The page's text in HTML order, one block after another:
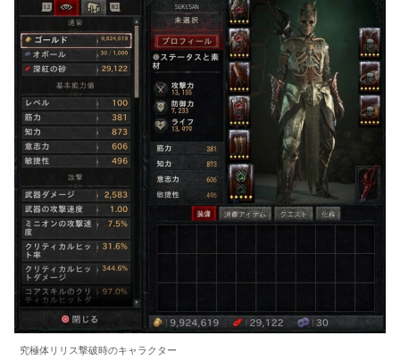
究極体リリス撃破時のキャラクター